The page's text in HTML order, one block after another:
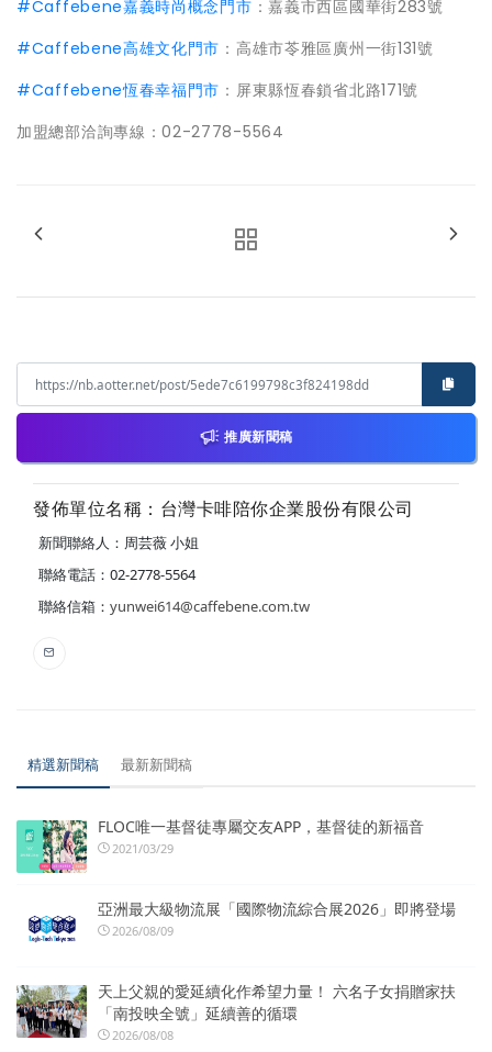
#Caffebene嘉義時尚概念門市 ：嘉義市西區國華街283號
#Caffebene高雄文化門市 ：高雄市苓雅區廣州一街131號
#Caffebene恆春幸福門市 ：屏東縣恆春鎖省北路171號
加盟總部洽詢專線：02-2778-5564
推廣新聞稿
發佈單位名稱：台灣卡啡陪你企業股份有限公司
新聞聯絡人：周芸薇 小姐
聯絡電話：02-2778-5564
聯絡信箱： yunwei614@caffebene.com.tw
精選新聞稿 最新新聞稿
FLOC唯一基督徒專屬交友APP，基督徒的新福音
2021/03/29
亞洲最大級物流展「國際物流綜合展2026」即將登場
2026/08/09
天上父親的愛延續化作希望力量！ 六名子女捐贈家扶
「南投映全號」延續善的循環
2026/08/08